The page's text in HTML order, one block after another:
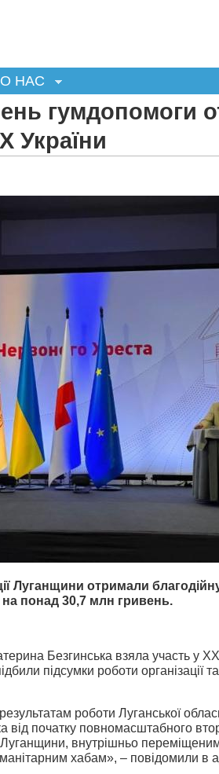
НАС
гумдопомоги
України
Луганщини отримали
понад 30,7 млн гривень.
Безгинська взяла участь у
підсумки роботи організації
роботи Луганської
від початку повномасштабного
Луганщини, внутрішньо
хабам», – повідомили в